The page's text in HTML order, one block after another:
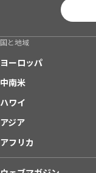
国と地域
ヨーロッパ
中南米
ハワイ
アジア
アフリカ